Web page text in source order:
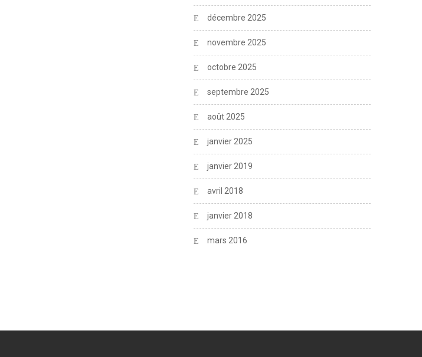
décembre 2025
novembre 2025
octobre 2025
septembre 2025
août 2025
janvier 2025
janvier 2019
avril 2018
janvier 2018
mars 2016